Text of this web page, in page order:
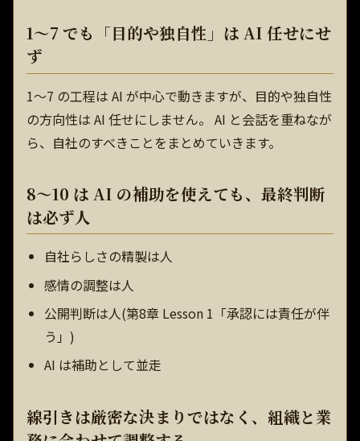
1〜7 でも「目的や独自性」は AI 任せにせ
ず
1〜7 の工程は AI が中心で動きますが、目的や独自性
の方向性は AI 任せにしません。 AI と会話を重ねなが
ら、自社のすべきことをまとめていきます。
8〜10 は AI の補助を使えても、最終判断
は必ず人
自社らしさの精製は人
感情の調整は人
公開判断は人(第8章 Lesson 1「承認には責任が伴
う」)
AI は補助として並走
線引きは厳密な決まりではなく、組織と業